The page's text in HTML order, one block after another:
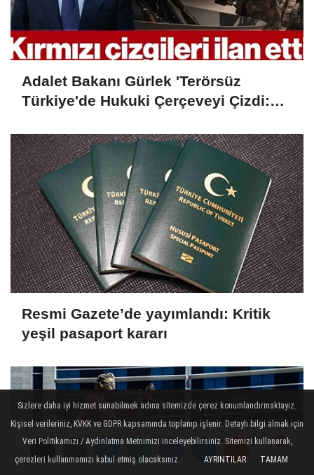
Yorumlar
Yorumlar
Yorumlar
Adalet Bakanı Gürlek 'Terörsüz
Türkiye'de Hukuki Çerçeveyi Çizdi:
Resmi Gazete’de yayımlandı: Kritik
yeşil pasaport kararı
Yorumlar
Sizlere daha iyi hizmet sunabilmek adına sitemizde çerez konumlandırmaktayız.
Kişisel verileriniz, KVKK ve GDPR kapsamında toplanıp işlenir. Detaylı bilgi almak için
Veri Politikamızı / Aydınlatma Metnimizi inceleyebilirsiniz. Sitemizi kullanarak,
çerezleri kullanmamızı kabul etmiş olacaksınız.
AYRINTILAR TAMAM